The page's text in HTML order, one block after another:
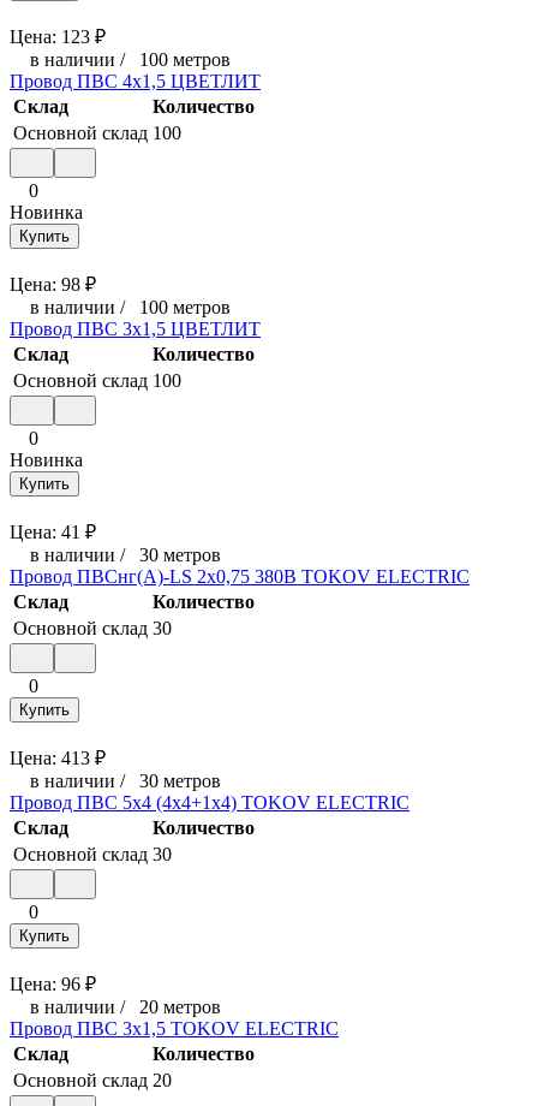
Цена: 123 ₽
в наличии / 100 метров
Провод ПВС 4х1,5 ЦВЕТЛИТ
Склад
Количество
Основной склад 100
0
Новинка
Купить
Цена: 98 ₽
в наличии / 100 метров
Провод ПВС 3х1,5 ЦВЕТЛИТ
Склад
Количество
Основной склад 100
0
Новинка
Купить
Цена: 41 ₽
в наличии / 30 метров
Провод ПВСнг(А)-LS 2х0,75 380В TOKOV ELECTRIC
Склад
Количество
Основной склад 30
0
Купить
Цена: 413 ₽
в наличии / 30 метров
Провод ПВС 5х4 (4х4+1х4) TOKOV ELECTRIC
Склад
Количество
Основной склад 30
0
Купить
Цена: 96 ₽
в наличии / 20 метров
Провод ПВС 3х1,5 TOKOV ELECTRIC
Склад
Количество
Основной склад 20